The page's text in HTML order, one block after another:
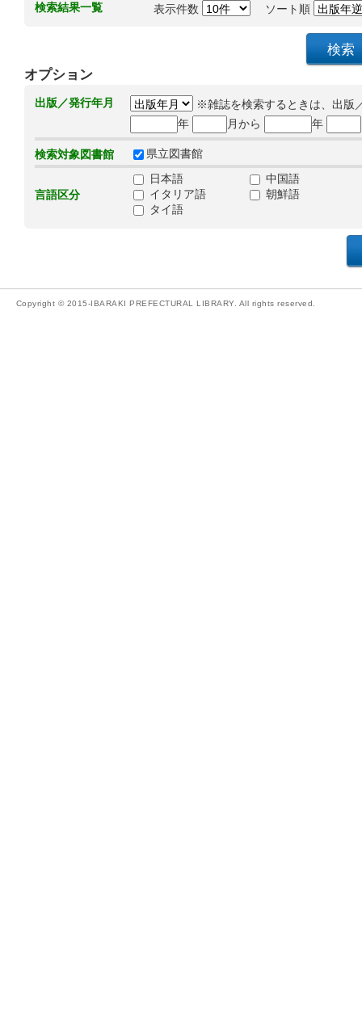
検索結果一覧 表示件数 ソート順
オプション
出版／発行年月
※雑誌を検索するときは、出版
年
月から 年
検索対象図書館 県立図書館
言語区分
日本語
中国語
イタリア語
朝鮮語
タイ語
Copyright © 2015-IBARAKI PREFECTURAL LIBRARY. All rights reserved.